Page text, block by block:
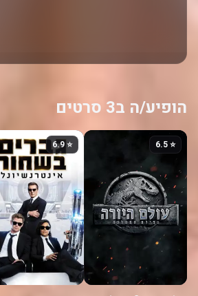
הופיע/ה ב3 סרטים
⭐ 6.5
⭐ 6.9